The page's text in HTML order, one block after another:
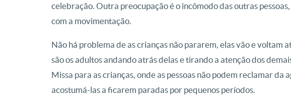
celebração. Outra preocupação é o incômodo das outras
com a movimentação.
Não há problema de as crianças não pararem, elas vão e voltam
são os adultos andando atrás delas e tirando a atenção dos
Missa para as crianças, onde as pessoas não podem reclamar
acostumá-las a ficarem paradas por pequenos períodos.